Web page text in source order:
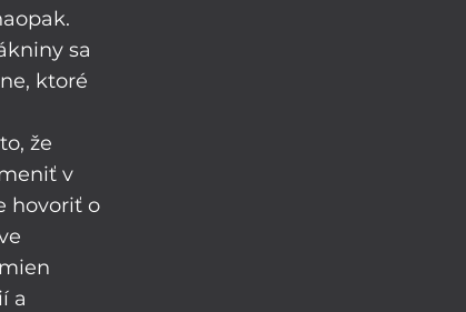
sa
ktoré
že
v
hovoriť o
a